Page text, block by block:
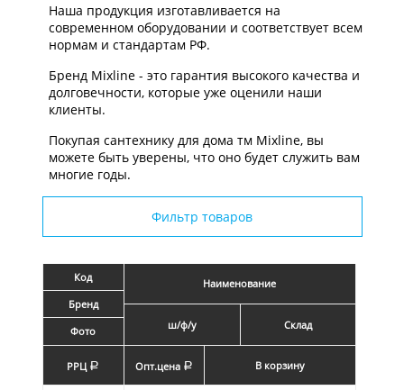
Наша продукция изготавливается на
современном оборудовании и соответствует всем
нормам и стандартам РФ.
Бренд Mixline - это гарантия высокого качества и
долговечности, которые уже оценили наши
клиенты.
Покупая сантехнику для дома тм Mixline, вы
можете быть уверены, что оно будет служить вам
многие годы.
Фильтр товаров
Код
Бренд
Фото
Наименование
ш/ф/у Склад
РРЦ a Опт.цена a В корзину